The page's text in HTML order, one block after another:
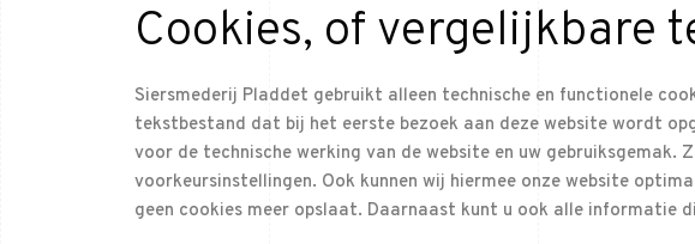
Cookies, of vergelijkbare
Siersmederij Pladdet gebruikt alleen technische en functionele
tekstbestand dat bij het eerste bezoek aan deze website wordt
voor de technische werking van de website en uw
voorkeursinstellingen. Ook kunnen wij hiermee onze website
geen cookies meer opslaat. Daarnaast kunt u ook alle informatie